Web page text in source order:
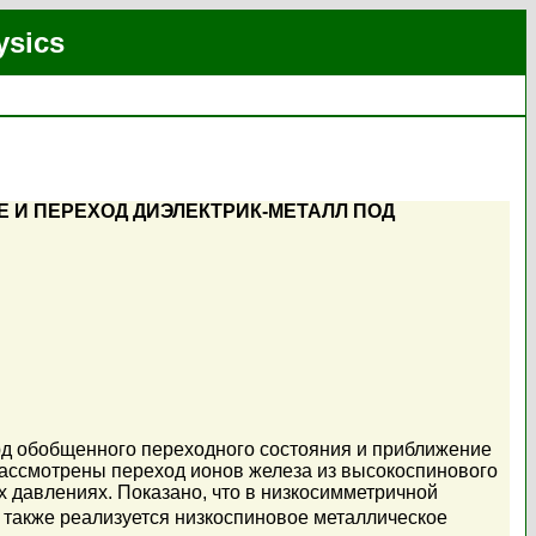
ПЕРЕХОД ДИЭЛЕКТРИК-МЕТАЛЛ ПОД
обобщенного переходного состояния и приближение
переход ионов железа из высокоспинового
давлениях. Показано, что в низкосимметричной
реализуется низкоспиновое металлическое